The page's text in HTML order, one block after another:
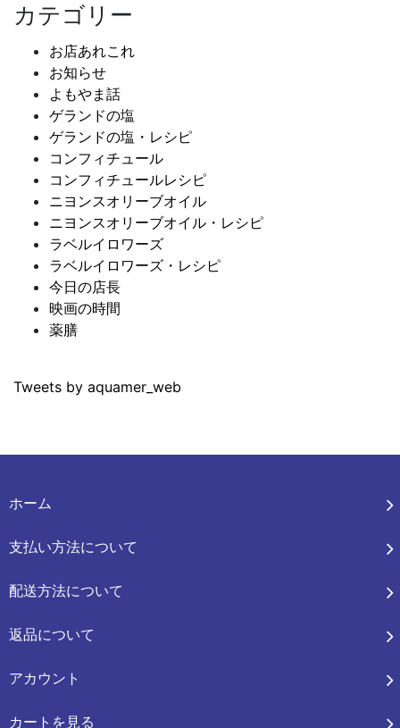
カテゴリー
お店あれこれ
お知らせ
よもやま話
ゲランドの塩
ゲランドの塩・レシピ
コンフィチュール
コンフィチュールレシピ
ニヨンスオリーブオイル
ニヨンスオリーブオイル・レシピ
ラベルイロワーズ
ラベルイロワーズ・レシピ
今日の店長
映画の時間
薬膳
Tweets by aquamer_web
ホーム
支払い方法について
配送方法について
返品について
アカウント
カートを見る